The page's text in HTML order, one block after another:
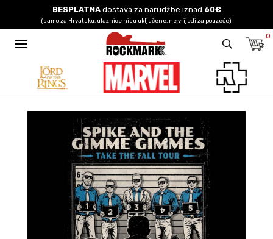
BESPLATNAdostava za narudžbe iznad 60€
(samo za Hrvatsku, ulaznice nisu uključene, ne vrijedi za pouzeće)
0